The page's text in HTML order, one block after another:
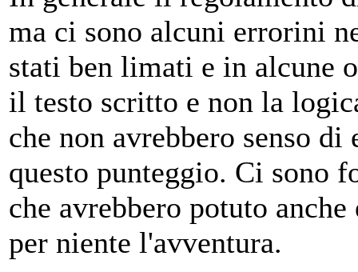
ma ci sono alcuni errorini
stati ben limati e in alcune
il testo scritto e non la
che non avrebbero senso di
questo punteggio. Ci sono
che avrebbero potuto anche
per niente l'avventura.